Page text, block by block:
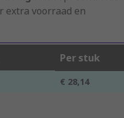
extra voorraad en
Per stuk
€ 28,14